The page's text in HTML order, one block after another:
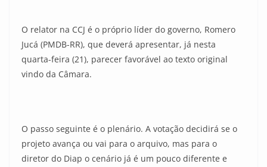
O relator na CCJ é o próprio líder do governo, Romero
Jucá (PMDB-RR), que deverá apresentar, já nesta
quarta-feira (21), parecer favorável ao texto original
vindo da Câmara.
O passo seguinte é o plenário. A votação decidirá se o
projeto avança ou vai para o arquivo, mas para o
diretor do Diap o cenário já é um pouco diferente e